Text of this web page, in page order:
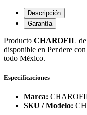
Descripción
Garantía
Producto CHAROFIL
disponible en Pendere
todo México.
Especificaciones
Marca:
SKU / Modelo: